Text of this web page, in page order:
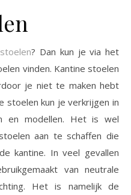
? Dan kun je via het
vinden. Kantine stoelen
je niet te maken hebt
stoelen kun je verkrijgen in
en modellen. Het is wel
aan te schaffen die
kantine. In veel gevallen
van neutrale
Het is namelijk de